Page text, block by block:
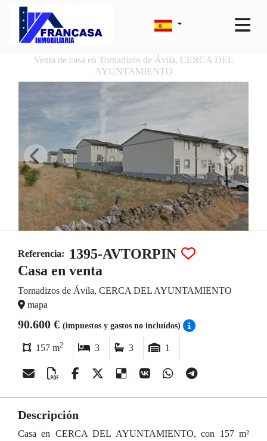
Venta de casa en Tornadizos de Ávila, CERCA DEL
AYUNTAMIENTO
Referencia:
1395-AVTORPIN
Casa en venta
Tornadizos de Ávila, CERCA DEL AYUNTAMIENTO
mapa
90.600 € (impuestos y gastos no incluídos)
157 m2 3 3 1
Descripción
Casa en CERCA DEL AYUNTAMIENTO, con 157 m²